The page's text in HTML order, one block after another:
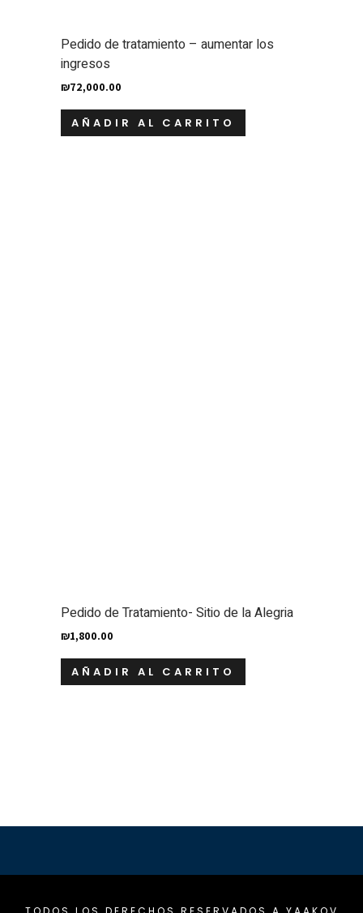
Pedido de tratamiento – aumentar los
ingresos
₪72,000.00
AÑADIR AL CARRITO
Pedido de Tratamiento- Sitio de la Alegria
₪1,800.00
AÑADIR AL CARRITO